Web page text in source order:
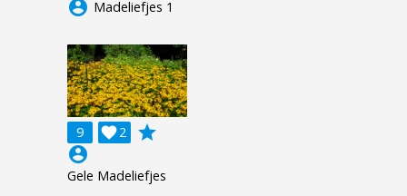
account_circle Madeliefjes 1
9 2

grade
account_circle
Gele Madeliefjes